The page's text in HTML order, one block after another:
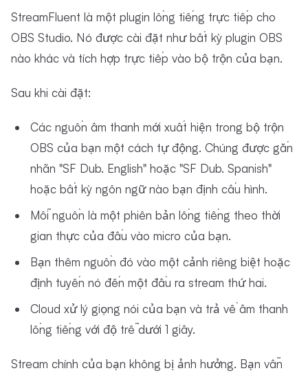
StreamFluent là một plugin lồng tiếng trực tiếp cho
OBS Studio. Nó được cài đặt như bất kỳ plugin OBS
nào khác và tích hợp trực tiếp vào bộ trộn của bạn.
Sau khi cài đặt:
Các nguồn âm thanh mới xuất hiện trong bộ trộn
OBS của bạn một cách tự động. Chúng được gắn
nhãn "SF Dub. English" hoặc "SF Dub. Spanish"
hoặc bất kỳ ngôn ngữ nào bạn định cấu hình.
Mỗi nguồn là một phiên bản lồng tiếng theo thời
gian thực của đầu vào micro của bạn.
Bạn thêm nguồn đó vào một cảnh riêng biệt hoặc
định tuyến nó đến một đầu ra stream thứ hai.
Cloud xử lý giọng nói của bạn và trả về âm thanh
lồng tiếng với độ trễ dưới 1 giây.
Stream chính của bạn không bị ảnh hưởng. Bạn vẫn